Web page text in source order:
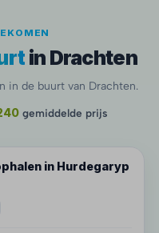
in Drachten
in de buurt van Drachten.
gemiddelde prijs
in Hurdegaryp